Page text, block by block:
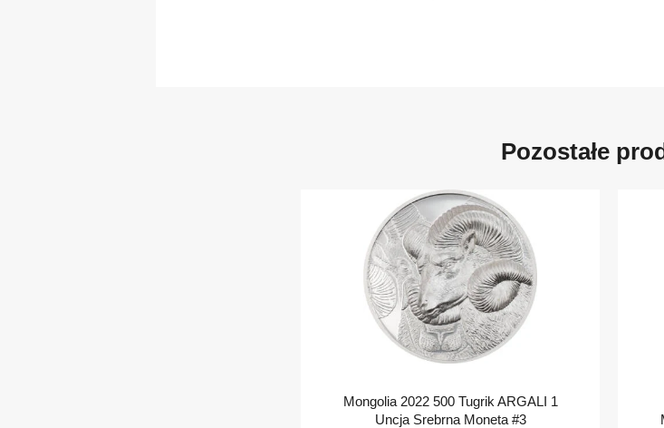
Pozostałe
Mongolia 2022 500 Tugrik ARGALI 1
Uncja Srebrna Moneta #3